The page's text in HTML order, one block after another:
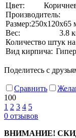
Цвет:
Производитель:
Размер:
Вес:
3.8
Количество штук
Вид кирпича:
Поделитесь с
Сравнить
100
1 2 3 4 5
0 отзывов
ВНИМАНИЕ!